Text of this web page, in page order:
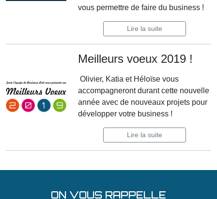
vous permettre de faire du business !
Lire la suite
Meilleurs voeux 2019 !
Olivier, Katia et Héloïse vous
accompagneront durant cette nouvelle
année avec de nouveaux projets pour
développer votre business !
Lire la suite
ON VOUS RAPPELLE